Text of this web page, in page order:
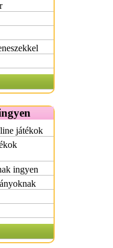
játékok
ingyen